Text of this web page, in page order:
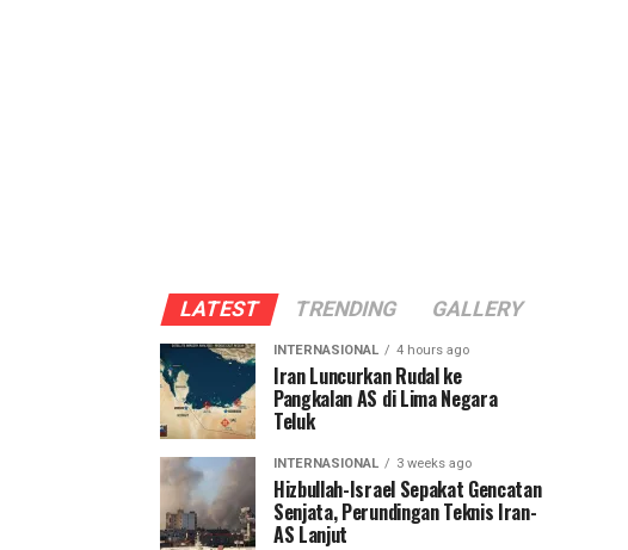
LATEST TRENDING GALLERY
INTERNASIONAL 4 hours ago
Iran Luncurkan Rudal ke
Pangkalan AS di Lima Negara
Teluk
INTERNASIONAL 3 weeks ago
Hizbullah-Israel Sepakat Gencatan
Senjata, Perundingan Teknis Iran-
AS Lanjut